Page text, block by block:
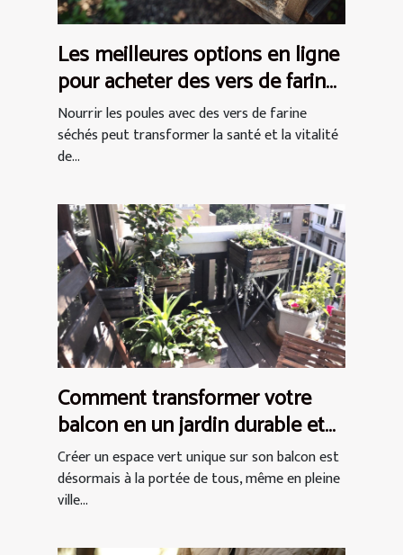
Les meilleures options en ligne
pour acheter des vers de farine
séchés pour les poules
Nourrir les poules avec des vers de farine
séchés peut transformer la santé et la vitalité
de...
Comment transformer votre
balcon en un jardin durable et
chic
Créer un espace vert unique sur son balcon est
désormais à la portée de tous, même en pleine
ville...